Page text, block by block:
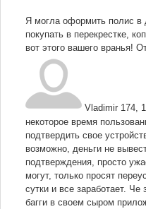
Я могла оформить полис в
покупать в перекрестке,
вот этого вашего вранья!
Vladimir 174
некоторое время
подтвердить свое
возможно, деньги не
подтверждения, просто
могут, только просят
сутки и все заработает.
багги в своем сыром